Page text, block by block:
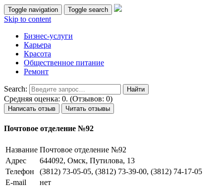
Toggle navigation Toggle search
Skip to content
Бизнес-услуги
Карьера
Красота
Общественное питание
Ремонт
Search:
Средняя оценка: 0. (Отзывов: 0)
Написать отзыв Читать отзывы
Почтовое отделение №92
Название Почтовое отделение №92
Адрес
644092, Омск, Путилова, 13
Телефон
(3812) 73-05-05, (3812) 73-39-00, (3812) 74-17-05
E-mail
нет